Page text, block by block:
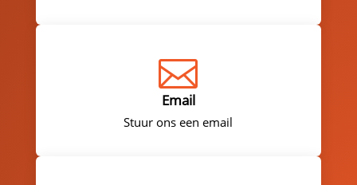

Email
Stuur ons een email